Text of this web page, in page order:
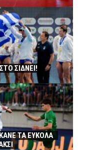
ΣΙΔΝΕΙ!
ΤΑ ΕΥΚΟΛΑ